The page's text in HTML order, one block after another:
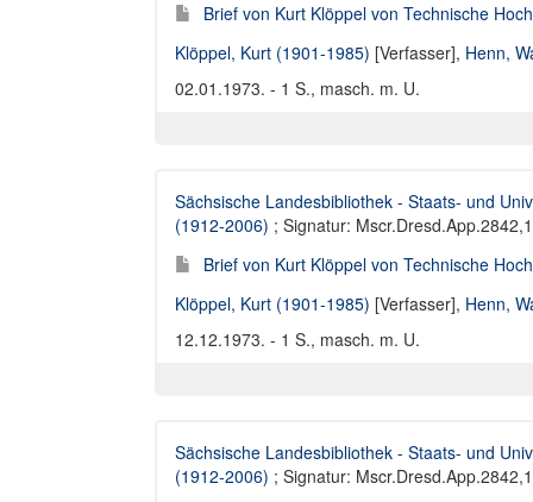
Brief von Kurt Klöppel von Technische
Klöppel, Kurt (1901-1985) [Verfasser], Henn,
02.01.1973. - 1 S., masch. m. U.
Sächsische Landesbibliothek - Staats- und
(1912-2006) ; Signatur:
Brief von Kurt Klöppel von Technische
Klöppel, Kurt (1901-1985) [Verfasser], Henn,
12.12.1973. - 1 S., masch. m. U.
Sächsische Landesbibliothek - Staats- und
(1912-2006) ; Signatur: